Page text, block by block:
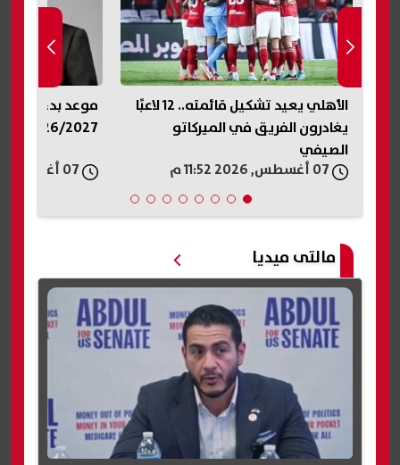
الأهلي يعيد تشكيل قائمته.. 12 لاعبًا
يغادرون الفريق في الميركاتو
الصيفي
07 أغسطس, 2026 11:52 م
موعد بدء العام
2026/2027.. الخريطة الزمنية
07 أغسطس, 2026 11:44 م
مالتى ميديا